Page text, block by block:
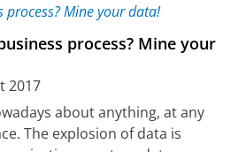
process? Mine your
2017
about anything, at any
The explosion of data is